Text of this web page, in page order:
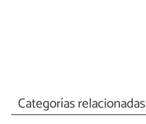
Categorías relacionadas